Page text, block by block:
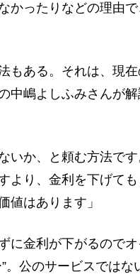
かったりなどの理由で
もある。それは、現
中嶋よしふみさんが
いか、と頼む方法です
より、金利を下げても
値はあります」
に金利が下がるのでオ
。公のサービスではな